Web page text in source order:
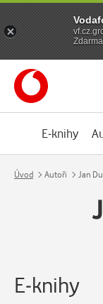
E-knihy
Úvod Autoři Jan
E-knihy